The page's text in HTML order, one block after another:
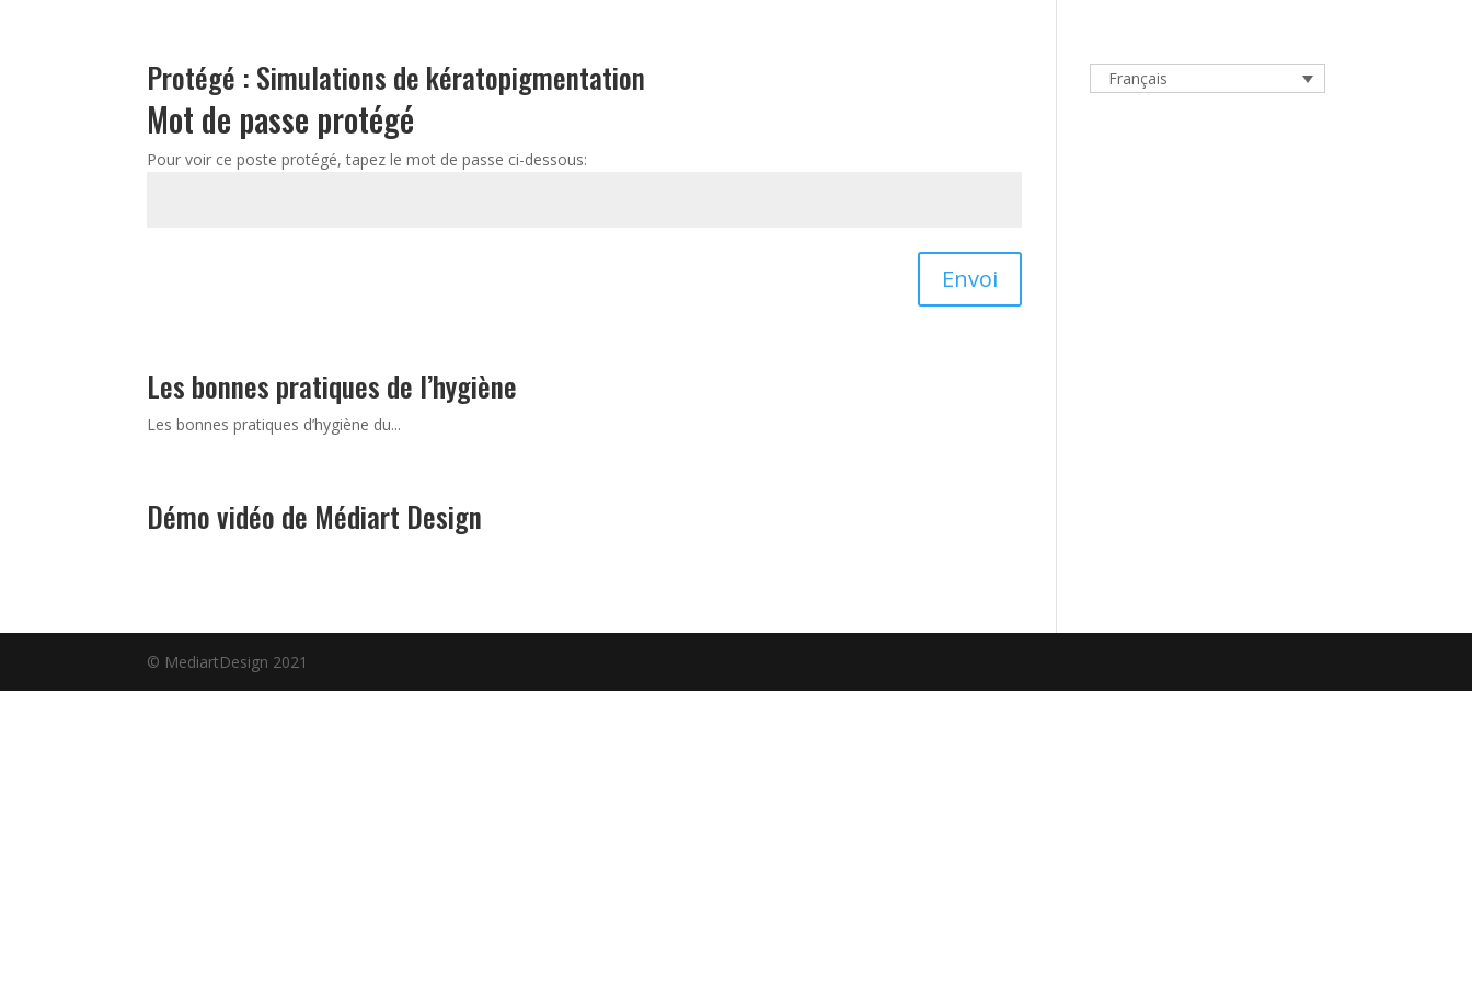
Protégé : Simulations de kératopigmentation
Mot de passe protégé
Pour voir ce poste protégé, tapez le mot de passe ci-dessous:
Envoi
Les bonnes pratiques de l’hygiène
Les bonnes pratiques d’hygiène du...
Démo vidéo de Médiart Design
Français
© MediartDesign 2021